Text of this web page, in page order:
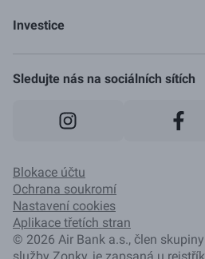
Pojištění
Investice
Jak to funguje
Sledujte nás na sociálních sítích
Blokace účtu
Ochrana soukromí
Nastavení cookies
Aplikace třetích stran
© 2026 Air Bank a.s., člen